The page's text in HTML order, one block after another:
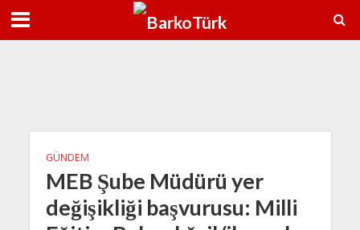
11 Ağu 35°C 12 Ağu
GÜNDEM
MEB Şube Müdürü yer
değişikliği başvurusu: Milli